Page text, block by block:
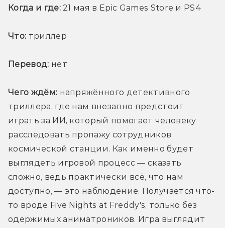
Когда и где: 21 мая в Epic Games Store и PS4
Что: триллер
Перевод: нет
Чего ждём: напряжённого детективного
триллера, где нам внезапно предстоит
играть за ИИ, который помогает человеку
расследовать пропажу сотрудников
космической станции. Как именно будет
выглядеть игровой процесс — сказать
сложно, ведь практически всё, что нам
доступно, — это наблюдение. Получается что-
то вроде Five Nights at Freddy's, только без
одержимых аниматроников. Игра выглядит